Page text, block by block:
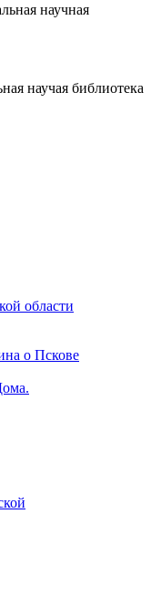
научная
научая библиотека
области
о Пскове